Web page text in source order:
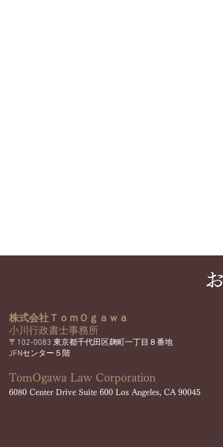
株式会社ＴｏｍＯｇａｗａ
小川行政書士事務所
〒102-0083 東京都千代田区麹町一丁目８番地
JFNセンター５階​
TomOgawa Law Corporation​
​6080 Center Drive Suite 600 Los Angeles, CA 90045​